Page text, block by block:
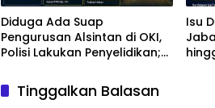
Diduga Ada Suap
Pengurusan Alsintan di OKI,
Polisi Lakukan Penyelidikan;
Bantuan Pertanian Jadi
Sorotan
Isu
Tinggalkan Balasan